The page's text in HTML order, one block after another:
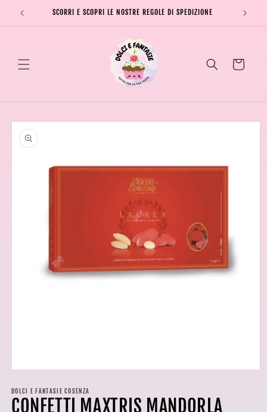
direttamenteSCORRI E SCOPRI LE NOSTRE REGOLE DI SPEDIZIONE
Carrello
Passa alle
informazioni
sul prodotto
multimediali
1
in
DOLCI E FANTASIE COSENZA
CONFETTI MAXTRIS MANDORLA